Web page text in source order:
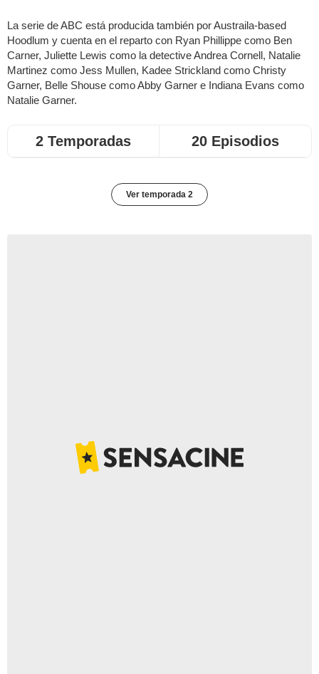
La serie de ABC está producida también por Austraila-based
Hoodlum y cuenta en el reparto con Ryan Phillippe como Ben
Carner, Juliette Lewis como la detective Andrea Cornell, Natalie
Martinez como Jess Mullen, Kadee Strickland como Christy
Garner, Belle Shouse como Abby Garner e Indiana Evans como
Natalie Garner.
2 Temporadas 20 Episodios
Ver temporada 2